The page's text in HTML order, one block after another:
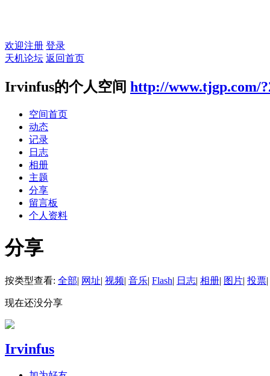
欢迎注册 登录
天机论坛 返回首页
Irvinfus的个人空间 http://www.tjgp.com/
空间首页
动态
记录
日志
相册
主题
分享
留言板
个人资料
分享
按类型查看: 全部| 网址| 视频| 音乐| Flash| 日志| 相册| 图片| 投票|
现在还没分享
Irvinfus